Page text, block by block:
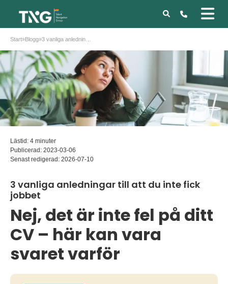
Start»Blogg»
Lästid: 4 minuter
Publicerad: 2023-03-06
Senast redigerad: 2026-07-10
3 vanliga anledningar till att du inte fick
jobbet
Nej, det är inte fel på ditt
CV – här kan vara
svaret varför